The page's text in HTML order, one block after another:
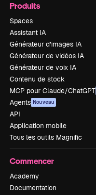
Produits
Spaces
Assistant IA
Générateur d’images IA
Générateur de vidéos IA
Générateur de voix IA
Contenu de stock
MCP pour Claude/ChatGPT
Agents Nouveau
API
Application mobile
Tous les outils Magnific
Commencer
Academy
Documentation